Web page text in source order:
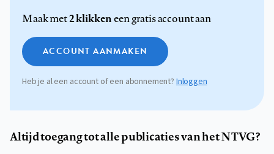
Maak met2 klikkeneen gratis account aan
ACCOUNT AANMAKEN
Heb je al een account of een abonnement? Inloggen
Altijd toegang tot alle publicaties van het NTVG?